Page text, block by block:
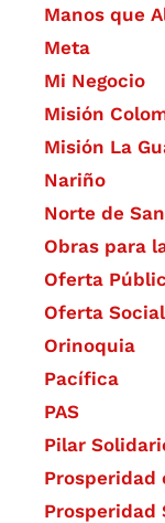
Manos que
Meta
Mi Negocio
Misión
Misión La
Nariño
Norte de
Obras para
Oferta
Oferta Social​​
Orinoquia
Pacífica
PAS
Pilar
Prosperidad
Prosperidad